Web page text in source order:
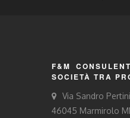
F&M
SOCIETÀ TRA
Via Sandro
46045 Marmirolo